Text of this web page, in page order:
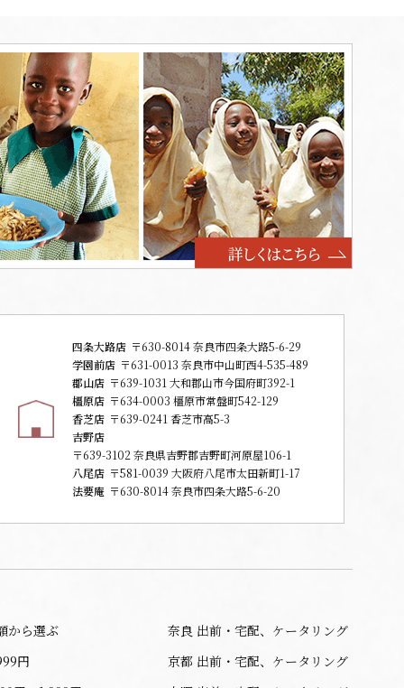
四条大路店 〒630-8014 奈良市四条大路5-6-29
学園前店 〒631-0013 奈良市中山町西4-535-489
郡山店 〒639-1031 大和郡山市今国府町392-1
橿原店 〒634-0003 橿原市常盤町542-129
香芝店 〒639-0241 香芝市高5-3
吉野店
〒639-3102 奈良県吉野郡吉野町河原屋106-1
八尾店 〒581-0039 大阪府八尾市太田新町1-17
法要庵 〒630-8014 奈良市四条大路5-6-20
から選ぶ
円
奈良 出前・宅配、ケータリング
京都 出前・宅配、ケータリング